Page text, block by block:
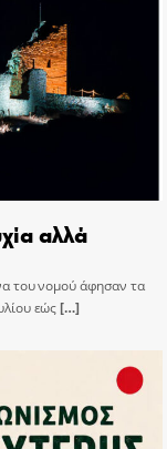
αλλά
του νομού άφησαν τα
εώς[…]